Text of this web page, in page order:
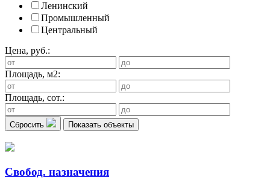
Ленинский
Промышленный
Центральный
Цена, руб.:
Площадь, м2:
Площадь, сот.:
Сбросить Показать объекты
Свобод. назначения